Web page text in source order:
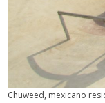
Chuweed, mexicano